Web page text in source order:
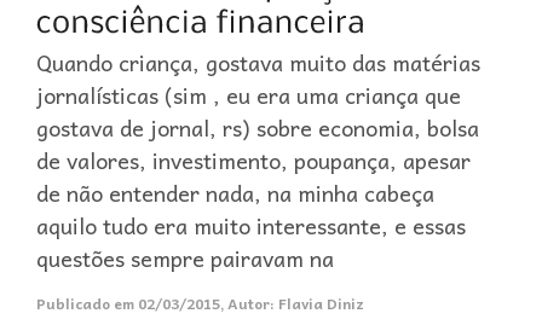
Quando criança, gostava muito das matérias
jornalísticas (sim , eu era uma criança que
gostava de jornal, rs) sobre economia, bolsa
de valores, investimento, poupança, apesar
de não entender nada, na minha cabeça
aquilo tudo era muito interessante, e essas
questões sempre pairavam na
Publicado em 02/03/2015,Autor: Flavia Diniz